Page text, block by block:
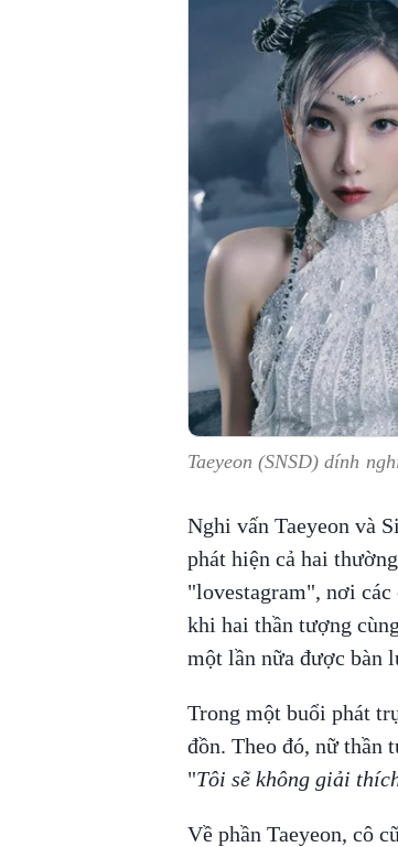
Taeyeon (SNSD) dính
Nghi vấn Taeyeon và
phát hiện cả hai
"lovestagram", nơi các
khi hai thần tượng
một lần nữa được bàn
Trong một buổi phát
đồn. Theo đó, nữ thần
"Tôi sẽ không giải
Về phần Taeyeon, cô